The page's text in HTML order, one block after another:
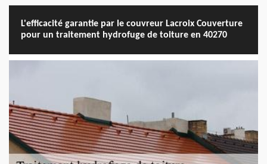
L'efficacité garantie par le couvreur Lacroix Couverture
pour un traitement hydrofuge de toiture en 40270